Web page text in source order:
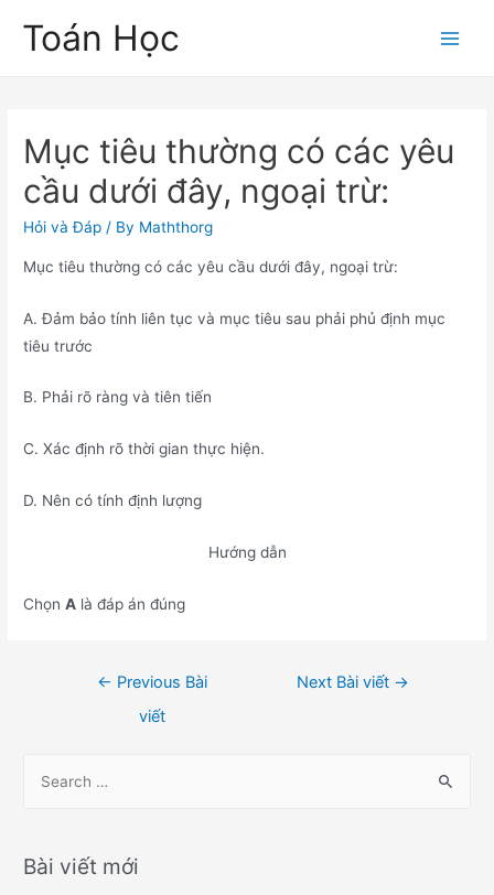
Toán Học
Mục tiêu thường có các yêu
cầu dưới đây, ngoại trừ:
Hỏi và Đáp / By Maththorg
Mục tiêu thường có các yêu cầu dưới đây, ngoại trừ:
A. Đảm bảo tính liên tục và mục tiêu sau phải phủ định mục
tiêu trước
B. Phải rõ ràng và tiên tiến
C. Xác định rõ thời gian thực hiện.
D. Nên có tính định lượng
Hướng dẫn
ChọnA là đáp án đúng
← Previous Bài
viết
Next Bài viết →
rBài viết mới